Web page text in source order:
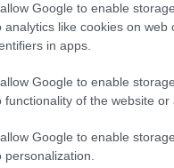
Google to enable storage
analytics like cookies on web
in apps.
Google to enable storage
functionality of the website or
Google to enable storage
personalization.
Megszűnik az egyik
vetítő